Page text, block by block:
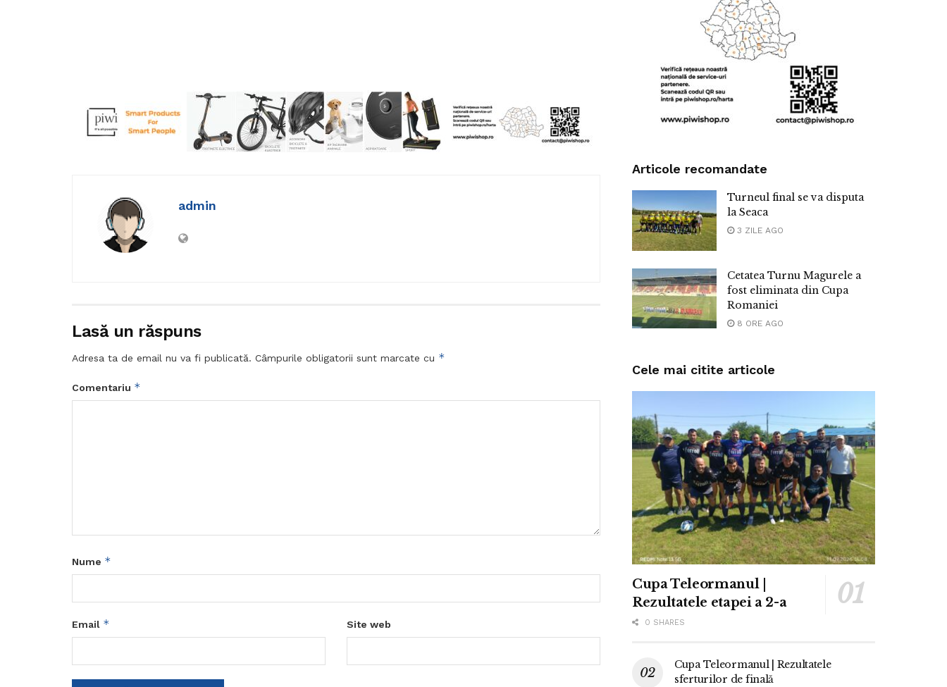
admin
Lasă un răspuns
Adresa ta de email nu va fi publicată. Câmpurile obligatorii sunt marcate cu *
Comentariu *
Nume *
Email * Site web
Articole recomandate
Turneul final se va disputa
la Seaca
3 ZILE AGO
Cetatea Turnu Magurele a
fost eliminata din Cupa
Romaniei
8 ORE AGO
Cele mai citite articole
Cupa Teleormanul |
Rezultatele etapei a 2-a
0 SHARES
Cupa Teleormanul | Rezultatele
sferturilor de finală